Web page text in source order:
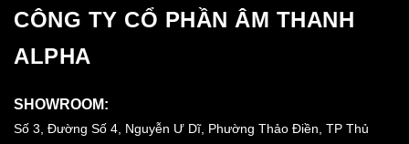
CÔNG TY CỔ PHẦN ÂM THANH
ALPHA
SHOWROOM:
Số 3, Đường Số 4, Nguyễn Ư Dĩ, Phường Thảo Điền, TP Thủ